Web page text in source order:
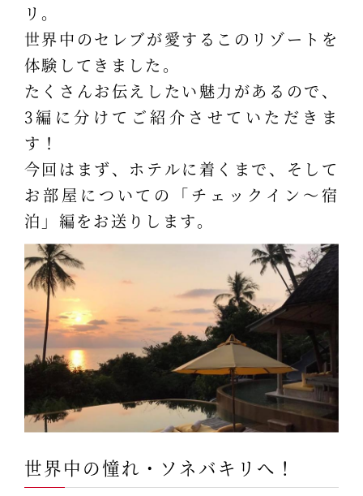
リ。
世界中のセレブが愛するこのリゾートを
体験してきました。
たくさんお伝えしたい魅力があるので、
3編に分けてご紹介させていただきま
す！
今回はまず、ホテルに着くまで、そして
お部屋についての「チェックイン～宿
泊」編をお送りします。
世界中の憧れ・ソネバキリへ！